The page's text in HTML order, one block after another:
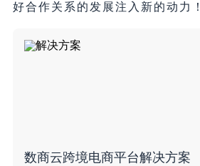
好合作关系的发展注入新的动力！
数商云跨境电商平台解决方案